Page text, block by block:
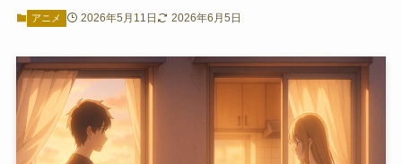
アニメ 2026年5月11日 2026年6月5日